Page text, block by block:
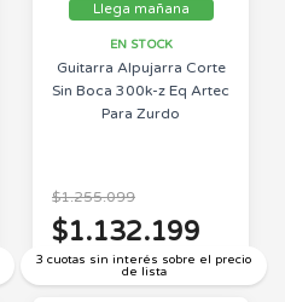
Llega mañana
EN STOCK
Guitarra Alpujarra Corte
Sin Boca 300k-z Eq Artec
Para Zurdo
3 cuotas sin interés sobre el precio
de lista
$1.255.099
$1.132.199